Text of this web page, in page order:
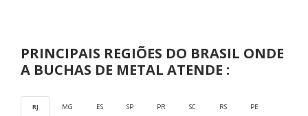
PRINCIPAIS REGIÕES DO BRASIL ONDE
A BUCHAS DE METAL ATENDE :
RJ MG ES SP PR SC RS PE